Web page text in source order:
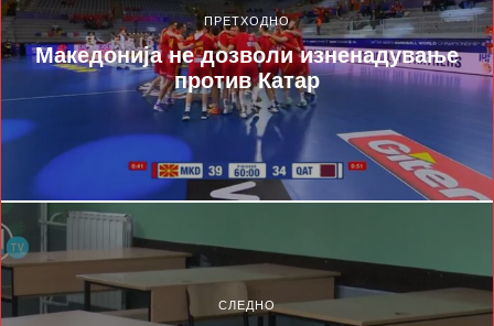
ПРЕТХОДНО
Македонија не дозволи изненадување
против Катар
СЛЕДНО